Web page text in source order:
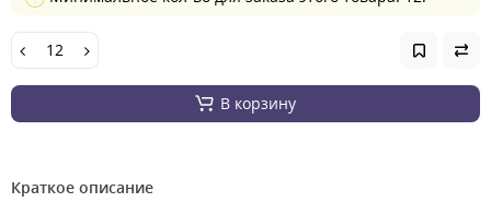
В корзину
Краткое описание